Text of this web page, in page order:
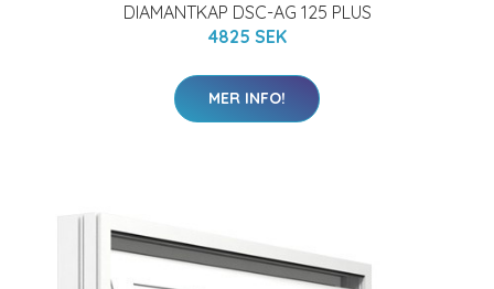
DIAMANTKAP DSC-AG 125 PLUS
4825 SEK
MER INFO!